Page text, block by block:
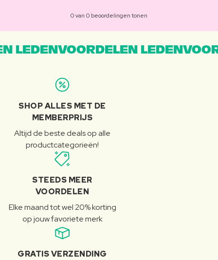
0 van 0 beoordelingen tonen
LEDENVOORDELEN
SHOP ALLES MET DE
MEMBERPRIJS
Altijd de beste deals op alle
productcategorieën!
STEEDS MEER
VOORDELEN
Elke maand tot wel 20% korting
op jouw favoriete merk
GRATIS VERZENDING